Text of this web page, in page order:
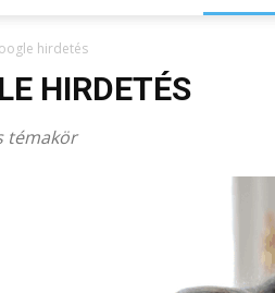
hirdetés
HIRDETÉS
témakör